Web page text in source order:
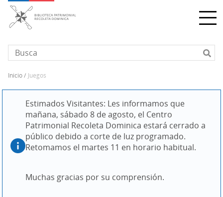
Pasar
contenido
principal
Sobrescribir
enlaces
ayuda
a
la
inicio juegos
Estimados Visitantes: Les informamos que
mañana, sábado 8 de agosto, el Centro
Patrimonial Recoleta Dominica estará cerrado a
público debido a corte de luz programado.
Retomamos el martes 11 en horario habitual.
Muchas gracias por su comprensión.